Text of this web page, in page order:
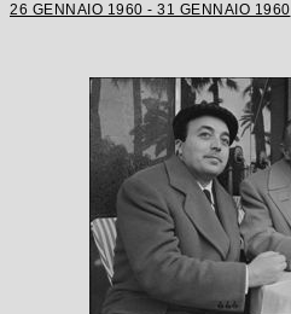
26 GENNAIO 1960 - 31 GENNAIO 1960